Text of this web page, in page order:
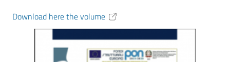
Download here the volume